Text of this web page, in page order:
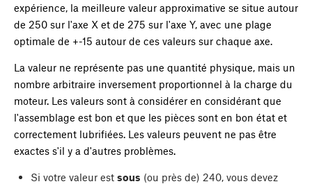
expérience, la meilleure valeur approximative se situe autour
de 250 sur l'axe X et de 275 sur l'axe Y, avec une plage
optimale de +-15 autour de ces valeurs sur chaque axe.
La valeur ne représente pas une quantité physique, mais un
nombre arbitraire inversement proportionnel à la charge du
moteur. Les valeurs sont à considérer en considérant que
l'assemblage est bon et que les pièces sont en bon état et
correctement lubrifiées. Les valeurs peuvent ne pas être
exactes s'il y a d'autres problèmes.
Si votre valeur est sous (ou près de) 240, vous devez